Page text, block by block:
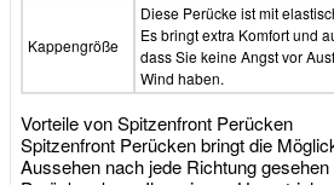
Kappengröße
Diese Perücke ist mit
Es bringt extra Komfort und
dass Sie keine Angst vor
Wind haben.
Vorteile von Spitzenfront Perücken
Spitzenfront Perücken bringt die
Aussehen nach jede Richtung